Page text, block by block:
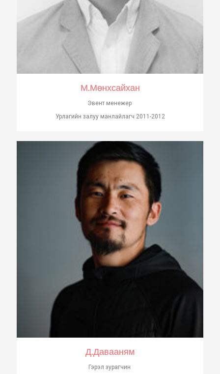
М.Мөнхсайхан
Эвент менежер
Урлагийн залуу манлайлагч 2011-2012
Д.Давааням
Гэрэл зурагчин